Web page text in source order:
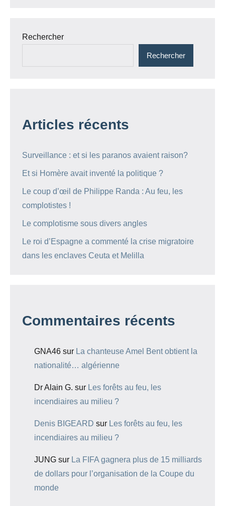
Rechercher
Rechercher
Articles récents
Surveillance : et si les paranos avaient raison?
Et si Homère avait inventé la politique ?
Le coup d’œil de Philippe Randa : Au feu, les
complotistes !
Le complotisme sous divers angles
Le roi d’Espagne a commenté la crise migratoire
dans les enclaves Ceuta et Melilla
Commentaires récents
GNA46 sur La chanteuse Amel Bent obtient la
nationalité… algérienne
Dr Alain G. sur Les forêts au feu, les
incendiaires au milieu ?
Denis BIGEARD sur Les forêts au feu, les
incendiaires au milieu ?
JUNG sur La FIFA gagnera plus de 15 milliards
de dollars pour l’organisation de la Coupe du
monde